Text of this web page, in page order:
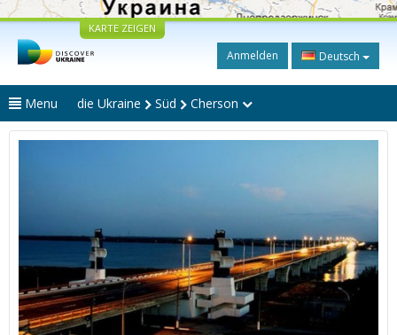
KARTE ZEIGEN
Anmelden Deutsch
Menu die Ukraine Süd Cherson